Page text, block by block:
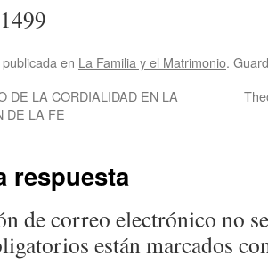
en La Familia y el Matrimonio.
DE LA CORDIALIDAD EN LA
DE LA FE
respuesta
de correo electrónico no
están marcados